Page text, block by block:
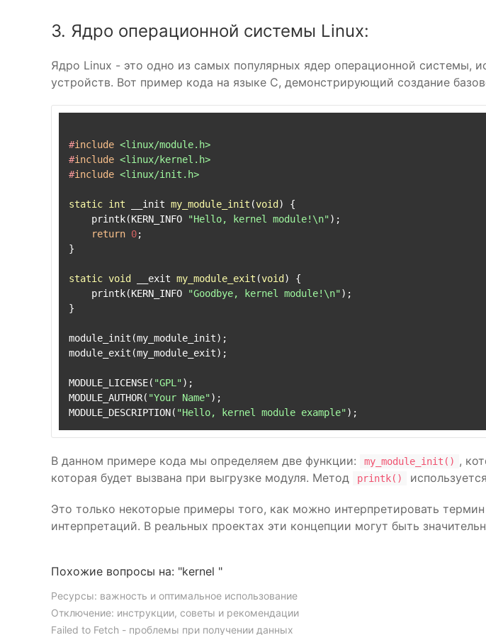
3. Ядро операционной системы Linux:
Ядро Linux - это одно из самых популярных ядер операционной системы,
устройств. Вот пример кода на языке C, демонстрирующий создание
#include <linux/module.h>
#include <linux/kernel.h>
#include <linux/init.h>
static int __init my_module_init (void )
{
    printk(KERN_INFO
"Hello, kernel module!\n");
return 0;
}
static void __exit my_module_exit (void )
{
    printk(KERN_INFO
"Goodbye, kernel module!\n");
}
module_init(my_module_init);
module_exit(my_module_exit);
MODULE_LICENSE( "GPL");
MODULE_AUTHOR( "Your Name");
MODULE_DESCRIPTION( "Hello, kernel module example"
В данном примере кода мы определяем две функции: my_module_init() ,
которая будет вызвана при выгрузке модуля. Метод
printk()
Это только некоторые примеры того, как можно интерпретировать
интерпретаций. В реальных проектах эти концепции могут быть
Похожие вопросы на: "kernel "
Ресурсы: важность и оптимальное использование
Отключение: инструкции, советы и рекомендации
Failed to Fetch - проблемы при получении данных